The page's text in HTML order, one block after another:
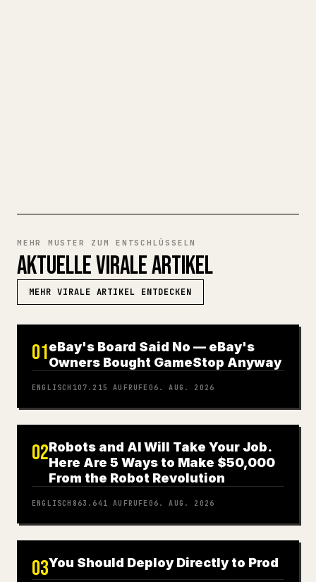
MEHR MUSTER ZUM ENTSCHLÜSSELN
AKTUELLE VIRALE ARTIKEL
MEHR VIRALE ARTIKEL ENTDECKEN
01eBay's Board Said No — eBay's
Owners Bought GameStop Anyway
ENGLISCH 107.215 AUFRUFE 06. AUG. 2026
02Robots and AI Will Take Your Job.
Here Are 5 Ways to Make $50,000
From the Robot Revolution
ENGLISCH 863.641 AUFRUFE 06. AUG. 2026
03You Should Deploy Directly to Prod